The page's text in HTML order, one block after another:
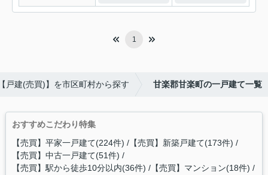
1
戸建(売買)】を市区町村から探す 甘楽郡甘楽町の一戸建て一覧
おすすめこだわり特集
【売買】平家一戸建て(224件) 【売買】新築戸建て(173件)
【売買】中古一戸建て(51件)
【売買】駅から徒歩10分以内(36件) 【売買】マンション(18件)